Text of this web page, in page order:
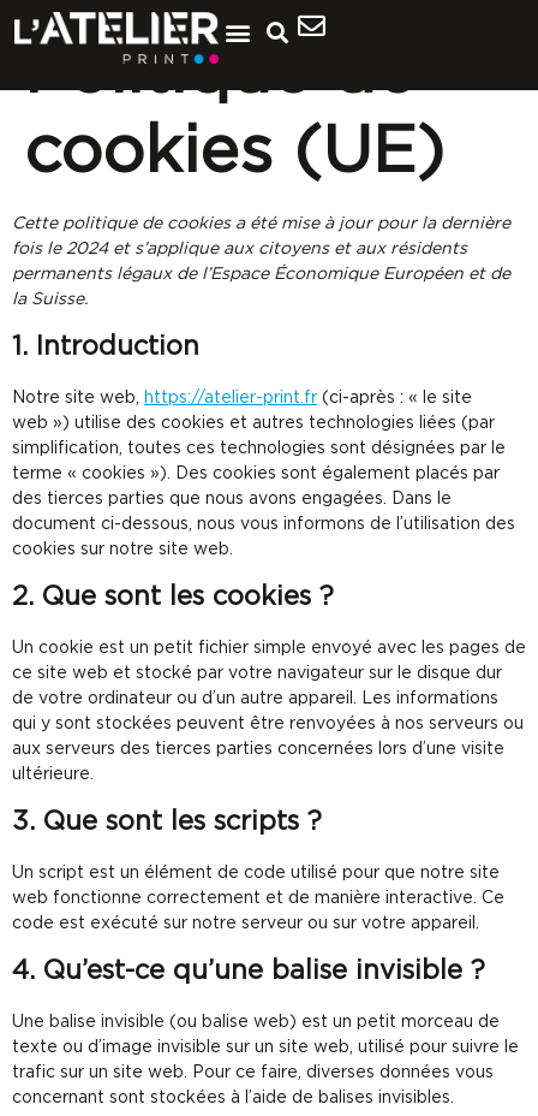
Politique de
cookies (UE)
Cette politique de cookies a été mise à jour pour la dernière
fois le 2024 et s’applique aux citoyens et aux résidents
permanents légaux de l’Espace Économique Européen et de
la Suisse.
1. Introduction
Notre site web, https://atelier-print.fr (ci-après : « le site
web ») utilise des cookies et autres technologies liées (par
simplification, toutes ces technologies sont désignées par le
terme « cookies »). Des cookies sont également placés par
des tierces parties que nous avons engagées. Dans le
document ci-dessous, nous vous informons de l’utilisation des
cookies sur notre site web.
2. Que sont les cookies ?
Un cookie est un petit fichier simple envoyé avec les pages de
ce site web et stocké par votre navigateur sur le disque dur
de votre ordinateur ou d’un autre appareil. Les informations
qui y sont stockées peuvent être renvoyées à nos serveurs ou
aux serveurs des tierces parties concernées lors d’une visite
ultérieure.
3. Que sont les scripts ?
Un script est un élément de code utilisé pour que notre site
web fonctionne correctement et de manière interactive. Ce
code est exécuté sur notre serveur ou sur votre appareil.
4. Qu’est-ce qu’une balise invisible ?
Une balise invisible (ou balise web) est un petit morceau de
texte ou d’image invisible sur un site web, utilisé pour suivre le
trafic sur un site web. Pour ce faire, diverses données vous
concernant sont stockées à l’aide de balises invisibles.